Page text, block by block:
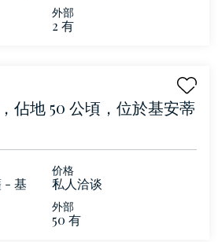
外部
2 有
佔地 50 公頃，位於基安蒂
- 基
价格
私人洽谈
外部
50 有